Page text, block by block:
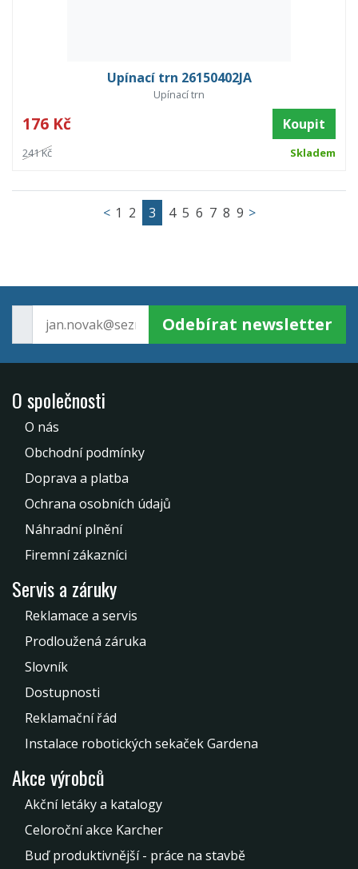
Upínací trn 26150402JA
Upínací trn
176 Kč Koupit
241 Kč Skladem
< 1 2 3 4 5 6 7 8 9 >
Odebírat newsletter
O společnosti
O nás
Obchodní podmínky
Doprava a platba
Ochrana osobních údajů
Náhradní plnění
Firemní zákazníci
Servis a záruky
Reklamace a servis
Prodloužená záruka
Slovník
Dostupnosti
Reklamační řád
Instalace robotických sekaček Gardena
Akce výrobců
Akční letáky a katalogy
Celoroční akce Karcher
Buď produktivnější - práce na stavbě